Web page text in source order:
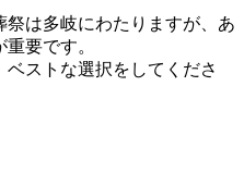
は多岐にわたりますが、あ
要です。
ストな選択をしてくださ